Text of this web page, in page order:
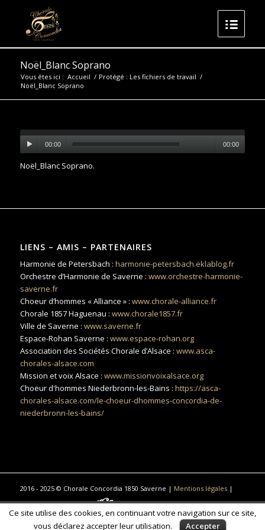
Noël_Blanc Soprano
Vous êtes ici : Accueil / Protégé : Les fichiers de travail /
Noël_Blanc Soprano
00:00 00:00
Noël_Blanc Soprano.
LIENS – AMIS – PARTENAIRES
Harmonie de Petersbach : harmonie-petersbach.eklablog.fr
Orchestre d’Harmonie de Saverne : www.orchestre-harmonie-
saverne.fr
Choeur d’hommes « Alliance » : www.chorale-alliance.fr
Chorale 1857 Haguenau : www.chorale1857.fr
Ville de Saverne : www.saverne.fr
Espace-Rohan Saverne : www.espace-rohan.org
Association des Sociétés Chorale d’Alsace : www.asca-
chorales-alsace.com
Mission et voix Alsace : www.missionvoixalsace.org
Choeur d'hommes Niederbronn-les-Bains : https://asca-
chorales-alsace.com/le-choeur-dhommes-concordia-de-
niederbronn-les-bains/
2016 - 2025 © Chorale Concordia 1850 Saverne | Mentions légales|
Réalisé par Réalisation
Traduction, photographie commerciale
& communication à Saint-Gilles-Croix-de-Vie
Ce site utilise des cookies, en continuant votre navigation sur ce site,
vous déclarez accepter leur utilisation.
Accepter